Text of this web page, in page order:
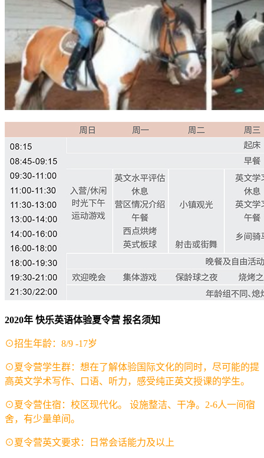
2020年 快乐英语体验夏令营 报名须知
⊙招生年龄：8/9 -17岁
⊙夏令营学生群：想在了解体验国际文化的同时，尽可能的提
高英文学术写作、口语、听力，感受纯正英文授课的学生。
⊙夏令营住宿：校区现代化。 设施整洁、干净。2-6人一间宿
舍，有少量单间。
⊙夏令营英文要求：日常会话能力及以上